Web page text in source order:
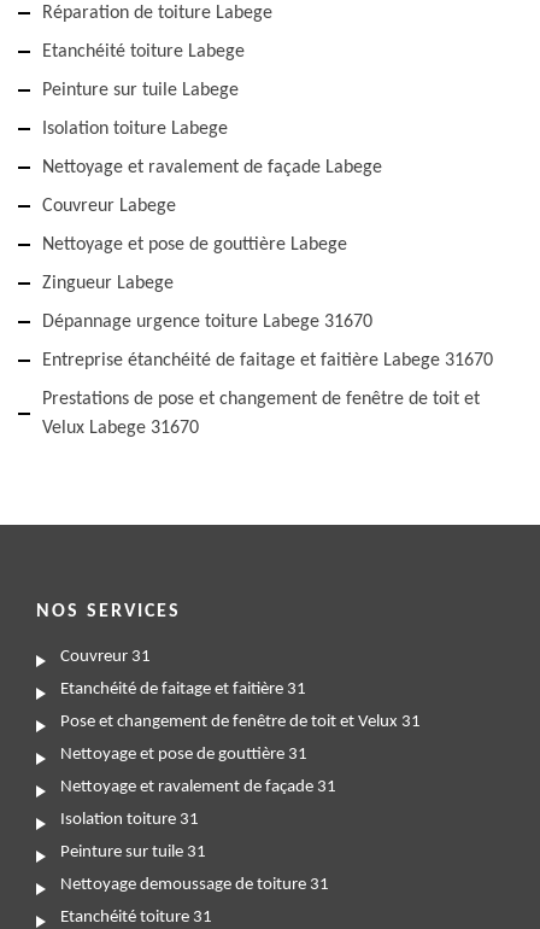
Réparation de toiture Labege
Etanchéité toiture Labege
Peinture sur tuile Labege
Isolation toiture Labege
Nettoyage et ravalement de façade Labege
Couvreur Labege
Nettoyage et pose de gouttière Labege
Zingueur Labege
Dépannage urgence toiture Labege 31670
Entreprise étanchéité de faitage et faitière Labege 31670
Prestations de pose et changement de fenêtre de toit et
Velux Labege 31670
NOS SERVICES
Couvreur 31
Etanchéité de faitage et faitière 31
Pose et changement de fenêtre de toit et Velux 31
Nettoyage et pose de gouttière 31
Nettoyage et ravalement de façade 31
Isolation toiture 31
Peinture sur tuile 31
Nettoyage demoussage de toiture 31
Etanchéité toiture 31